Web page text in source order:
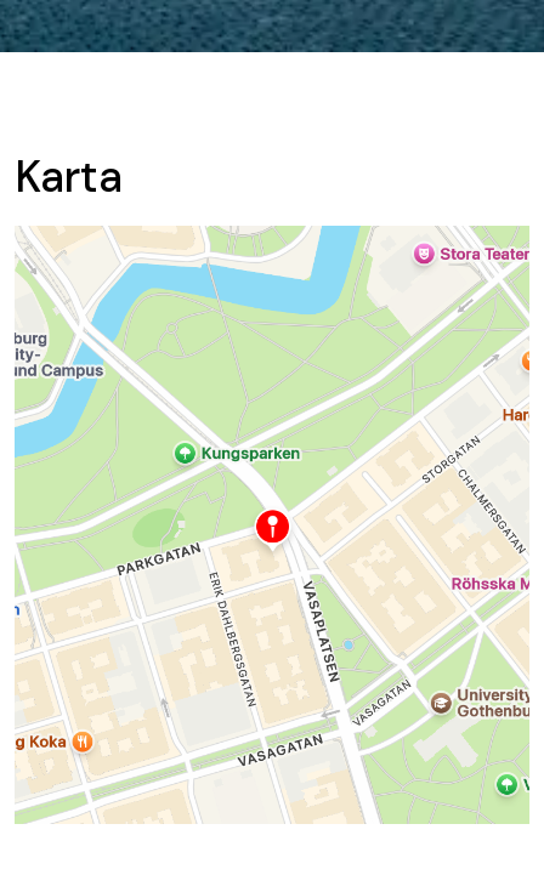
Karta